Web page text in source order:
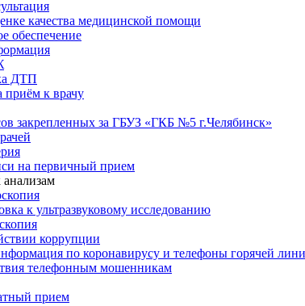
качества медицинской помощи
обеспечение
ДТП
приём к врачу
закрепленных за ГБУЗ «ГКБ №5 г.Челябинск»
на первичный прием
анализам
к ультразвуковому исследованию
коррупции
по коронавирусу и телефоны горячей
телефонным мошенникам
прием